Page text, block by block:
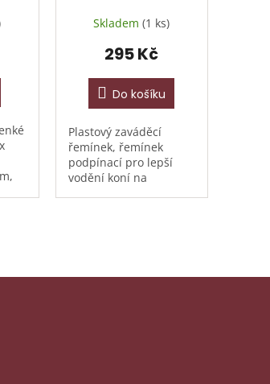
Skladem(1 ks)
295 Kč
Do košíku
Plastový zaváděcí
řemínek, řemínek
podpínací pro lepší
vodění koní na